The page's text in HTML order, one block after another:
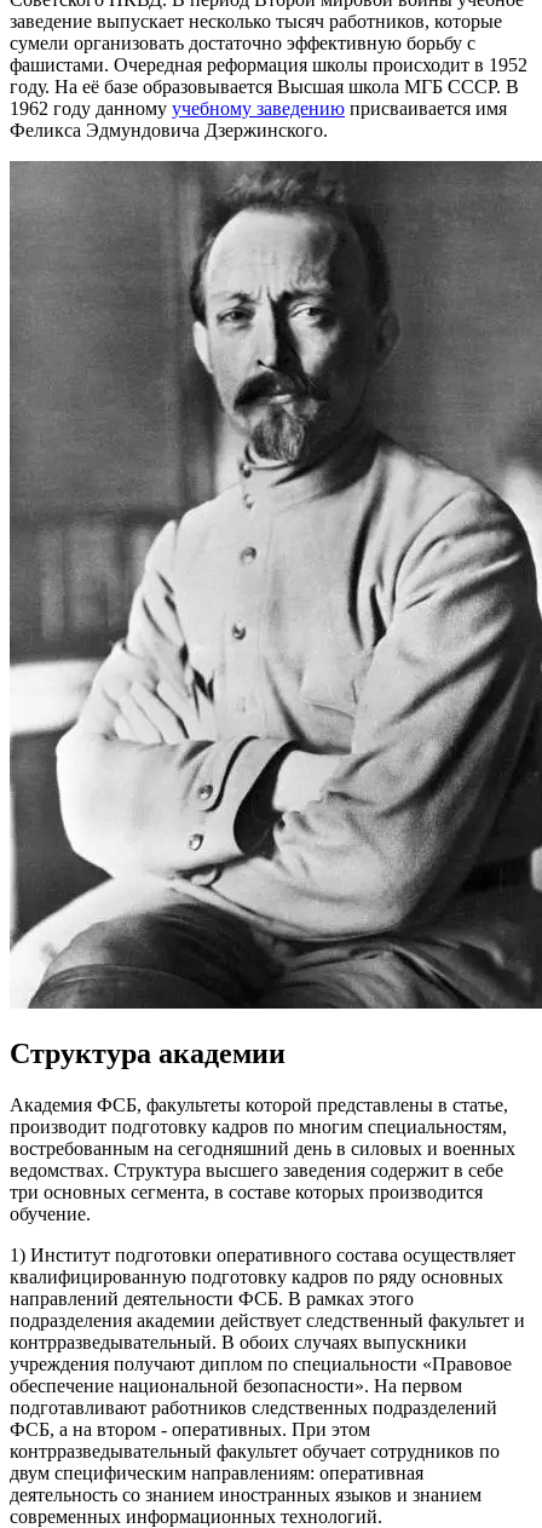
заведение выпускает несколько тысяч работников, которые
сумели организовать достаточно эффективную борьбу с
фашистами. Очередная реформация школы происходит в 1952
году. На её базе образовывается Высшая школа МГБ СССР. В
1962 году данному учебному заведению присваивается имя
Феликса Эдмундовича Дзержинского.
Структура академии
Академия ФСБ, факультеты которой представлены в статье,
производит подготовку кадров по многим специальностям,
востребованным на сегодняшний день в силовых и военных
ведомствах. Структура высшего заведения содержит в себе
три основных сегмента, в составе которых производится
обучение.
1) Институт подготовки оперативного состава осуществляет
квалифицированную подготовку кадров по ряду основных
направлений деятельности ФСБ. В рамках этого
подразделения академии действует следственный факультет и
контрразведывательный. В обоих случаях выпускники
учреждения получают диплом по специальности «Правовое
обеспечение национальной безопасности». На первом
подготавливают работников следственных подразделений
ФСБ, а на втором - оперативных. При этом
контрразведывательный факультет обучает сотрудников по
двум специфическим направлениям: оперативная
деятельность со знанием иностранных языков и знанием
современных информационных технологий.